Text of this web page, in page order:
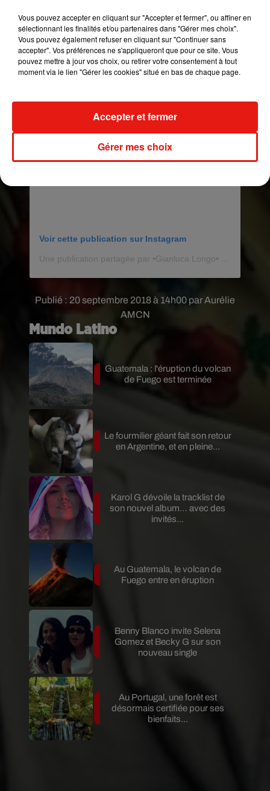
Publié : 20 septembre 2018 à 14h00 par Aurélie
AMCN
Voir cette publication sur Instagram
Une publication partagée par •Gianluca Longo• (@_gianlucalongo_)
Voir cette publication sur Instagram
Mundo Latino
Guatemala : l'éruption du volcan
de Fuego est terminée
Le fourmilier géant fait son retour
en Argentine, et en pleine...
Karol G dévoile la tracklist de
son nouvel album… avec des
invités...
Au Guatemala, le volcan de
Fuego entre en éruption
Benny Blanco invite Selena
Gomez et Becky G sur son
nouveau single
Au Portugal, une forêt est
désormais certifiée pour ses
bienfaits...
Vous pouvez accepter en cliquant sur "Accepter et fermer", ou affiner en
sélectionnant les finalités et/ou partenaires dans "Gérer mes choix".
Vous pouvez également refuser en cliquant sur "Continuer sans
accepter". Vos préférences ne s'appliqueront que pour ce site. Vous
pouvez mettre à jour vos choix, ou retirer votre consentement à tout
moment via le lien "Gérer les cookies" situé en bas de chaque page.
Gérer mes choix
Accepter et fermer